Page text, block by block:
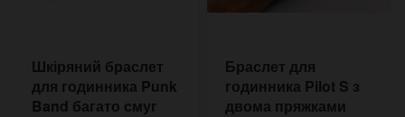
Шкіряний браслет
для годинника Punk
Band багато смуг
Браслет для
годинника Pilot S з
двома пряжками